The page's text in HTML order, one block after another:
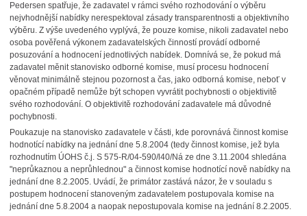
Pedersen spatřuje, že zadavatel v rámci svého rozhodování o výběru
nejvhodnější nabídky nerespektoval zásady transparentnosti a objektivního
výběru. Z výše uvedeného vyplývá, že pouze komise, nikoli zadavatel nebo
osoba pověřená výkonem zadavatelských činností provádí odborné
posuzování a hodnocení jednotlivých nabídek. Domnívá se, že pokud má
zadavatel měnit stanovisko odborné komise, musí procesu hodnocení
věnovat minimálně stejnou pozornost a čas, jako odborná komise, neboť v
opačném případě nemůže být schopen vyvrátit pochybnosti o objektivitě
svého rozhodování. O objektivitě rozhodování zadavatele má důvodné
pochybnosti.
Poukazuje na stanovisko zadavatele v části, kde porovnává činnost komise
hodnotící nabídky na jednání dne 5.8.2004 (tedy činnost komise, jež byla
rozhodnutím ÚOHS č.j. S 575-R/04-590/l40/Ná ze dne 3.11.2004 shledána
"neprůkaznou a neprůhlednou" a činnost komise hodnotící nově nabídky na
jednání dne 8.2.2005. Uvádí, že primátor zastává názor, že v souladu s
postupem hodnocení stanoveným zadavatelem postupovala komise na
jednání dne 5.8.2004 a naopak nepostupovala komise na jednání 8.2.2005.